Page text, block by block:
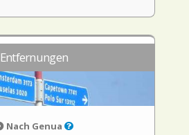
Entfernungen
Nach Genua